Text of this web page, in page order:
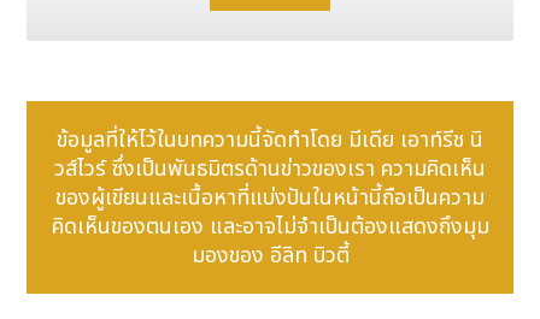
ความเป็นเลิศทางวิชาการและอิทธิพลด้านการวิจัยระดับ
โลกของCUHK
CUHK ซึ่งติดอันดับมหาวิทยาลัยชั้นนำ 50 อันดับแรกของ
University Rankings ประจำปี 2569 โดยเพิ่มขึ้น 4
ข้อมูลที่ให้ไว้ในบทความนี้จัดทำโดย มีเดีย เอาท์รีช นิ
วส์ไวร์ ซึ่งเป็นพันธมิตรด้านข่าวของเรา ความคิดเห็น
ของผู้เขียนและเนื้อหาที่แบ่งปันในหน้านี้ถือเป็นความ
คิดเห็นของตนเอง และอาจไม่จำเป็นต้องแสดงถึงมุม
มองของ อีลิท บิวตี้